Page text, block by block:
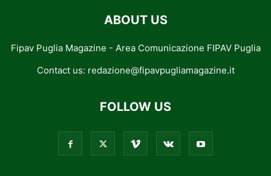
ABOUT US
Fipav Puglia Magazine - Area Comunicazione FIPAV Puglia
Contact us: redazione@fipavpugliamagazine.it
FOLLOW US